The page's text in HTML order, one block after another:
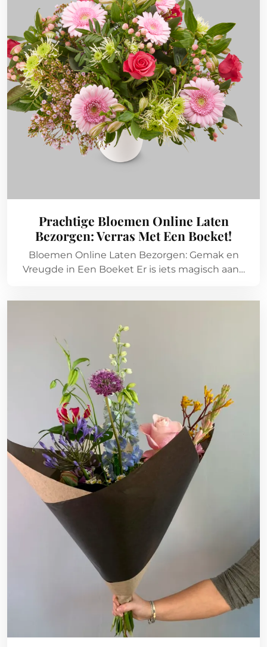
Prachtige Bloemen Online Laten
Bezorgen: Verras Met Een Boeket!
Bloemen Online Laten Bezorgen: Gemak en
Vreugde in Een Boeket Er is iets magisch aan…